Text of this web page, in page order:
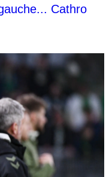
Cathro